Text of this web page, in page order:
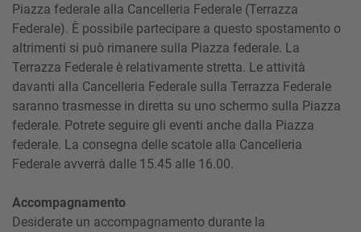
Piazza federale alla Cancelleria Federale (Terrazza
Federale). È possibile partecipare a questo spostamento o
altrimenti si può rimanere sulla Piazza federale. La
Terrazza Federale è relativamente stretta. Le attività
davanti alla Cancelleria Federale sulla Terrazza Federale
saranno trasmesse in diretta su uno schermo sulla Piazza
federale. Potrete seguire gli eventi anche dalla Piazza
federale. La consegna delle scatole alla Cancelleria
Federale avverrà dalle 15.45 alle 16.00.
Accompagnamento
Desiderate un accompagnamento durante la